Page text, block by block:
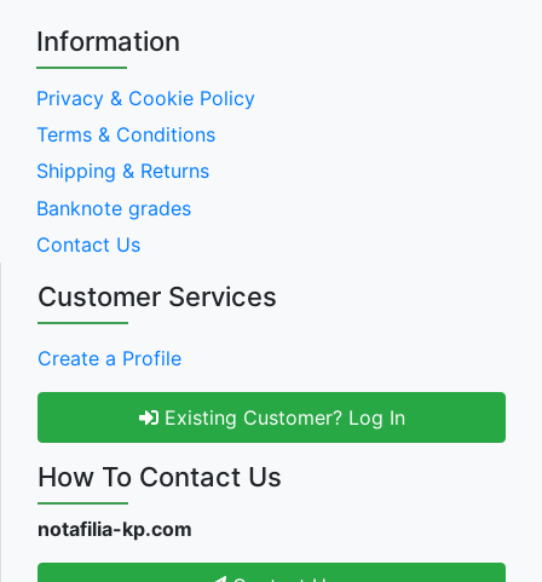
Information
Privacy & Cookie Policy
Terms & Conditions
Shipping & Returns
Banknote grades
Contact Us
Customer Services
Create a Profile
Existing Customer? Log In
How To Contact Us
notafilia-kp.com